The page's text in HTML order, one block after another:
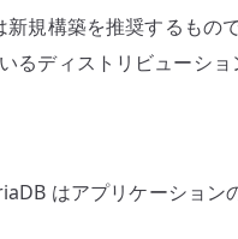
設
へ
規構築を推奨するもの
ディストリビューショ
はアプリケーション